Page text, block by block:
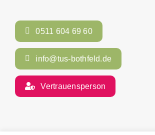
0511 604 69 60
info@tus-bothfeld.de
Vertrauensperson